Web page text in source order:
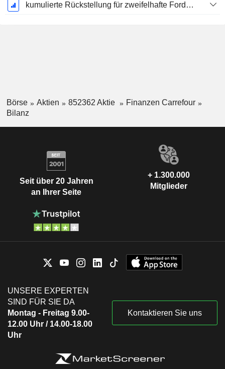
kumulierte Rückstellung für zweifelhafte Forderungen (Zusatz)
Börse Aktien 852362 Aktie
Finanzen Carrefour
Bilanz
Seit über 20 Jahren
an Ihrer Seite
+ 1.300.000
Mitglieder
UNSERE EXPERTEN
SIND FÜR SIE DA
Montag - Freitag 9.00-
12.00 Uhr / 14.00-18.00
Uhr
Kontaktieren Sie uns